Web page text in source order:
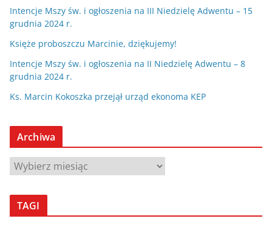
Intencje Mszy św. i ogłoszenia na III Niedzielę Adwentu – 15
grudnia 2024 r.
Księże proboszczu Marcinie, dziękujemy!
Intencje Mszy św. i ogłoszenia na II Niedzielę Adwentu – 8
grudnia 2024 r.
Ks. Marcin Kokoszka przejął urząd ekonoma KEP
Archiwa
A
c
TAGI